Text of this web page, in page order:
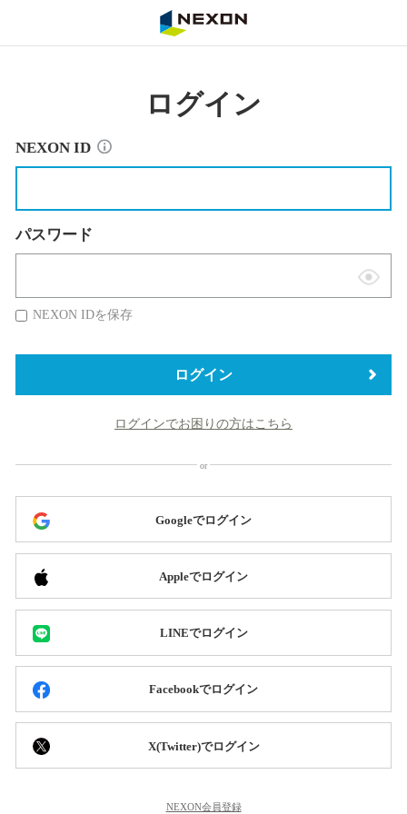
ログイン
NEXON ID
パスワード
表
替
NEXON IDを保存
ログイン
ログインでお困りの方はこちら
Googleでログイン
Appleでログイン
LINEでログイン
Facebookでログイン
X(Twitter)でログイン
NEXON会員登録